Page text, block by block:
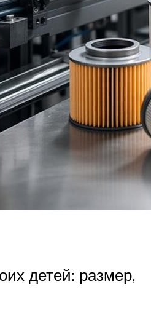
детей: размер,